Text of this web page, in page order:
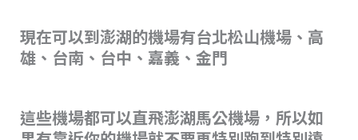
現在可以到澎湖的機場有台北松山機場、高
雄、台南、台中、嘉義、金門
這些機場都可以直飛澎湖馬公機場，所以如